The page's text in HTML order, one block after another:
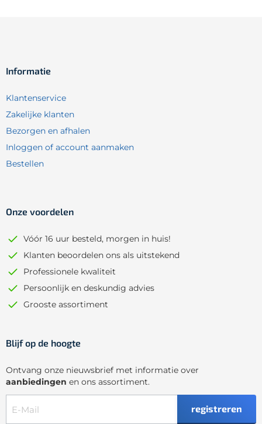
Informatie
Klantenservice
Zakelijke klanten
Bezorgen en afhalen
Inloggen of account aanmaken
Bestellen
Onze voordelen
Vóór 16 uur besteld, morgen in huis!
Klanten beoordelen ons als uitstekend
Professionele kwaliteit
Persoonlijk en deskundig advies
Grooste assortiment
Blijf op de hoogte
Ontvang onze nieuwsbrief met informatie over
aanbiedingen en ons assortiment.
registreren